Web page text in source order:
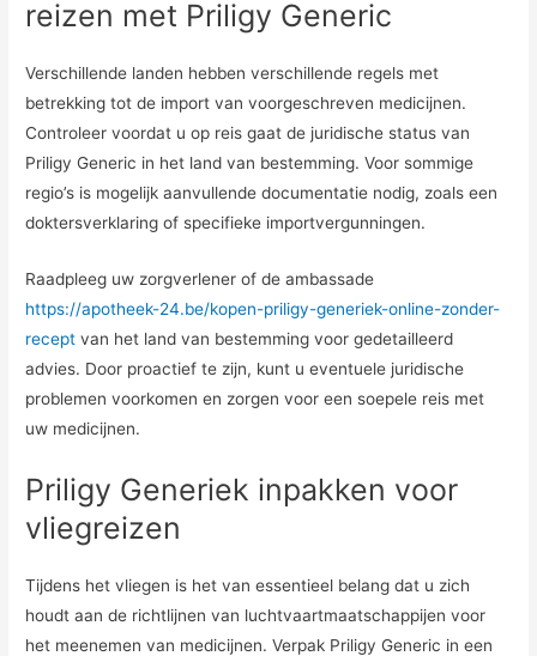
reizen met Priligy Generic
Verschillende landen hebben verschillende regels met
betrekking tot de import van voorgeschreven medicijnen.
Controleer voordat u op reis gaat de juridische status van
Priligy Generic in het land van bestemming. Voor sommige
regio’s is mogelijk aanvullende documentatie nodig, zoals een
doktersverklaring of specifieke importvergunningen.
Raadpleeg uw zorgverlener of de ambassade
https://apotheek-24.be/kopen-priligy-generiek-online-zonder-
recept van het land van bestemming voor gedetailleerd
advies. Door proactief te zijn, kunt u eventuele juridische
problemen voorkomen en zorgen voor een soepele reis met
uw medicijnen.
Priligy Generiek inpakken voor
vliegreizen
Tijdens het vliegen is het van essentieel belang dat u zich
houdt aan de richtlijnen van luchtvaartmaatschappijen voor
het meenemen van medicijnen. Verpak Priligy Generic in een